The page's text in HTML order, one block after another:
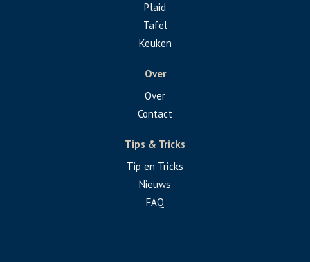
Plaid
Tafel
Keuken
Over
Over
Contact
Tips & Tricks
Tip en Tricks
Nieuws
FAQ